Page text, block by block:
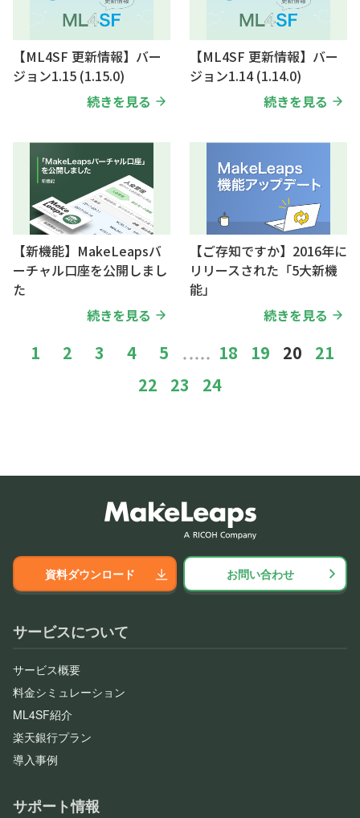
【ML4SF 更新情報】バー
ジョン1.15 (1.15.0)
続きを見る
【ML4SF 更新情報】バー
ジョン1.14 (1.14.0)
続きを見る
【新機能】MakeLeapsバ
ーチャル口座を公開しまし
た
続きを見る
【ご存知ですか】2016年に
リリースされた「5大新機
能」
続きを見る
1 2 3 4 5 … 18 19 20
21
22
23 24
資料ダウンロード お問い合わせ
サービスについて
サービス概要
料金シミュレーション
ML4SF紹介
楽天銀行プラン
導入事例
サポート情報